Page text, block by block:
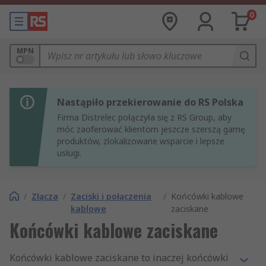
0
MPN
Nastąpiło przekierowanie do RS Polska
Firma Distrelec połączyła się z RS Group, aby
móc zaoferować klientom jeszcze szerszą gamę
produktów, zlokalizowane wsparcie i lepsze
usługi.
/ Złącza / Zaciski i połączenia
kablowe
/ Końcówki kablowe
zaciskane
Końcówki kablowe zaciskane
Końcówki kablowe zaciskane to inaczej końcówki